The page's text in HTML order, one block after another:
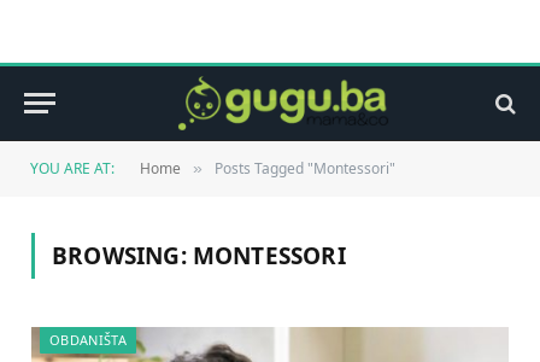
YOU ARE AT: Home » Posts Tagged "Montessori"
BROWSING: MONTESSORI
OBDANIŠTA